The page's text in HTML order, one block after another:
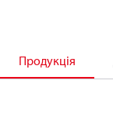
Продукція